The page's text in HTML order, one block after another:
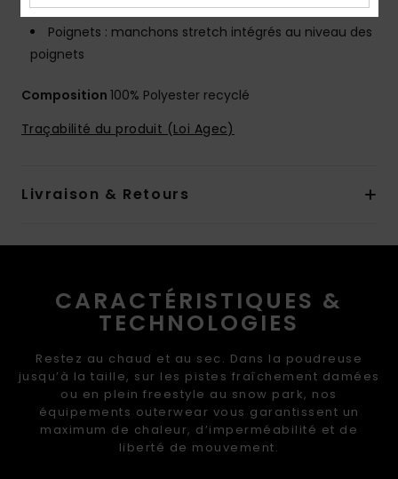
Aération : Aérations doublées en mesh sous les bras
Poignets : manchons stretch intégrés au niveau des
poignets
Composition 100% Polyester recyclé
Traçabilité du produit (Loi Agec)
Livraison & Retours
CARACTÉRISTIQUES &
TECHNOLOGIES
Restez au chaud et au sec. Dans la poudreuse
jusqu’à la taille, sur les pistes fraîchement damées
ou en plein freestyle au snow park, nos
équipements outerwear vous garantissent un
maximum de chaleur, d’imperméabilité et de
liberté de mouvement.